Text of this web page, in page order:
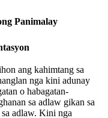
Panimalay
ang kahimtang sa
nga kini adunay
o habagatan-
sa adlaw gikan sa
sa adlaw. Kini nga